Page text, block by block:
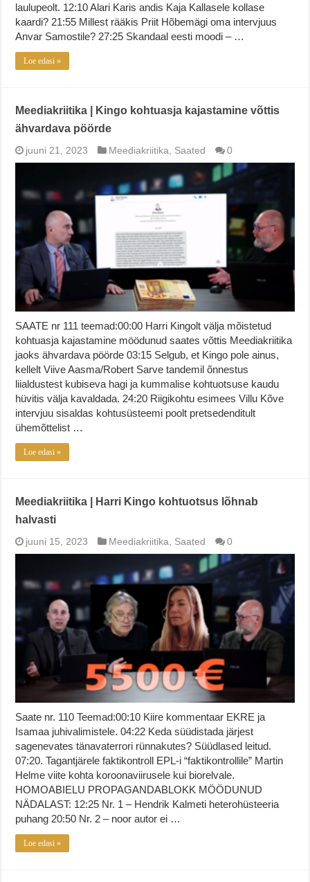
laulupeolt. 12:10 Alari Karis andis Kaja Kallasele kollase
kaardi? 21:55 Millest rääkis Priit Hõbemägi oma intervjuus
Anvar Samostile? 27:25 Skandaal eesti moodi – …
Loe edasi »
Meediakriitika | Kingo kohtuasja kajastamine võttis
ähvardava pöörde
juuni 21, 2023 Meediakriitika Saated 0
SAATE nr 111 teemad:00:00 Harri Kingolt välja mõistetud
kohtuasja kajastamine möödunud saates võttis Meediakriitika
jaoks ähvardava pöörde 03:15 Selgub, et Kingo pole ainus,
kellelt Viive Aasma/Robert Sarve tandemil õnnestus
liialdustest kubiseva hagi ja kummalise kohtuotsuse kaudu
hüvitis välja kavaldada. 24:20 Riigikohtu esimees Villu Kõve
intervjuu sisaldas kohtusüsteemi poolt pretsedenditult
ühemõttelist …
Loe edasi »
Meediakriitika | Harri Kingo kohtuotsus lõhnab
halvasti
juuni 15, 2023 Meediakriitika Saated 0
Saate nr. 110 Teemad:00:10 Kiire kommentaar EKRE ja
Isamaa juhivalimistele. 04:22 Keda süüdistada järjest
sagenevates tänavaterrori rünnakutes? Süüdlased leitud.
07:20. Tagantjärele faktikontroll EPL-i “faktikontrollile” Martin
Helme viite kohta koroonaviirusele kui biorelvale.
HOMOABIELU PROPAGANDABLOKK MÖÖDUNUD
NÄDALAST: 12:25 Nr. 1 – Hendrik Kalmeti heterohüsteeria
puhang 20:50 Nr. 2 – noor autor ei …
Loe edasi »